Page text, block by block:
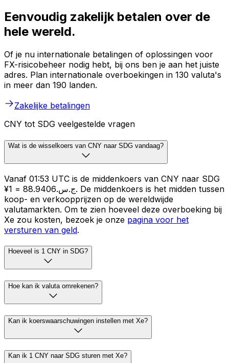
Eenvoudig zakelijk betalen over de
hele wereld.
Of je nu internationale betalingen of oplossingen voor
FX-risicobeheer nodig hebt, bij ons ben je aan het juiste
adres. Plan internationale overboekingen in 130 valuta's
in meer dan 190 landen.
Zakelijke betalingen
CNY tot SDG veelgestelde vragen
Wat is de wisselkoers van CNY naar SDG vandaag?
Vanaf 01:53 UTC is de middenkoers van CNY naar SDG
¥1 = ج.س.88.9406. De middenkoers is het midden tussen
koop- en verkoopprijzen op de wereldwijde
valutamarkten. Om te zien hoeveel deze overboeking bij
Xe zou kosten, bezoek je onze pagina voor het
versturen van geld.
Hoeveel is 1 CNY in SDG?
Hoe kan ik valuta omrekenen?
Kan ik koerswaarschuwingen instellen met Xe?
Kan ik 1 CNY naar SDG sturen met Xe?